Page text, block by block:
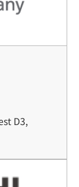
D3,